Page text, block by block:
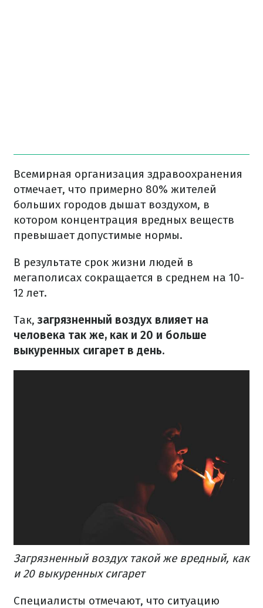
Всемирная организация здравоохранения
отмечает, что примерно 80% жителей
больших городов дышат воздухом, в
котором концентрация вредных веществ
превышает допустимые нормы.
В результате срок жизни людей в
мегаполисах сокращается в среднем на 10-
12 лет.
Так,загрязненный воздух влияет на
человека так же, как и 20 и больше
выкуренных сигарет в день.
Загрязненный воздух такой же вредный, как
и 20 выкуренных сигарет
Специалисты отмечают, что ситуацию